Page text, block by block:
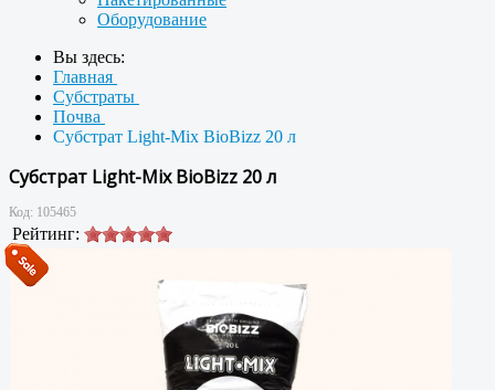
Оборудование
Вы здесь:
Главная
Субстраты
Почва
Субстрат Light-Mix BioBizz 20 л
Субстрат Light-Mix BioBizz 20 л
Код: 105465
Рейтинг: